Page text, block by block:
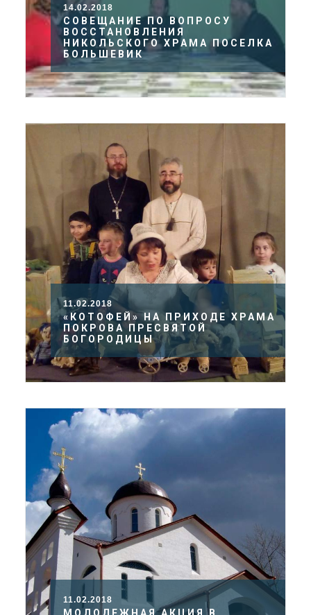
14.02.2018
СОВЕЩАНИЕ ПО ВОПРОСУ
ВОССТАНОВЛЕНИЯ
НИКОЛЬСКОГО ХРАМА ПОСЕЛКА
БОЛЬШЕВИК
11.02.2018
«КОТОФЕЙ» НА ПРИХОДЕ ХРАМА
ПОКРОВА ПРЕСВЯТОЙ
БОГОРОДИЦЫ
11.02.2018